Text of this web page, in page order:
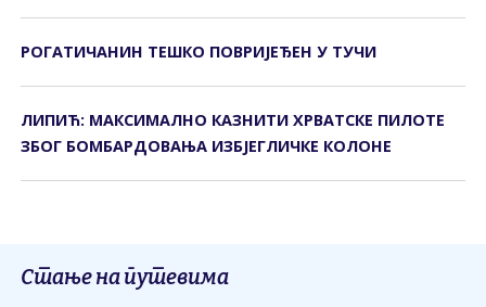
РОГАТИЧАНИН ТЕШКО ПОВРИЈЕЂЕН У ТУЧИ
ЛИПИЋ: МАКСИМАЛНО КАЗНИТИ ХРВАТСКЕ ПИЛОТЕ
ЗБОГ БОМБАРДОВАЊА ИЗБЈЕГЛИЧКЕ КОЛОНЕ
Стање на путевима